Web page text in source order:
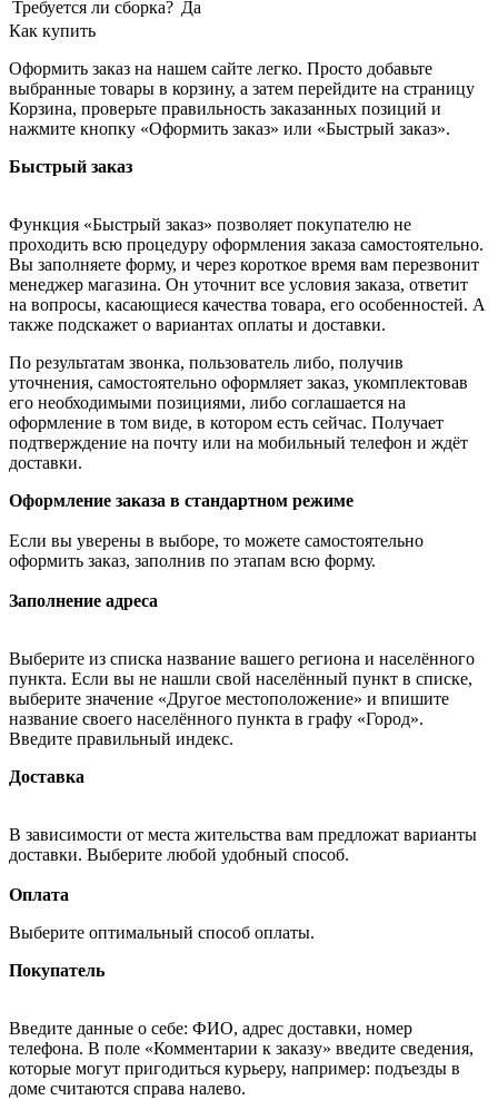
Требуется ли сборка? Да
Как купить
Оформить заказ на нашем сайте легко. Просто добавьте
выбранные товары в корзину, а затем перейдите на страницу
Корзина, проверьте правильность заказанных позиций и
нажмите кнопку «Оформить заказ» или «Быстрый заказ».
Быстрый заказ
Функция «Быстрый заказ» позволяет покупателю не
проходить всю процедуру оформления заказа самостоятельно.
Вы заполняете форму, и через короткое время вам перезвонит
менеджер магазина. Он уточнит все условия заказа, ответит
на вопросы, касающиеся качества товара, его особенностей. А
также подскажет о вариантах оплаты и доставки.
По результатам звонка, пользователь либо, получив
уточнения, самостоятельно оформляет заказ, укомплектовав
его необходимыми позициями, либо соглашается на
оформление в том виде, в котором есть сейчас. Получает
подтверждение на почту или на мобильный телефон и ждёт
доставки.
Оформление заказа в стандартном режиме
Если вы уверены в выборе, то можете самостоятельно
оформить заказ, заполнив по этапам всю форму.
Заполнение адреса
Выберите из списка название вашего региона и населённого
пункта. Если вы не нашли свой населённый пункт в списке,
выберите значение «Другое местоположение» и впишите
название своего населённого пункта в графу «Город».
Введите правильный индекс.
Доставка
В зависимости от места жительства вам предложат варианты
доставки. Выберите любой удобный способ.
Оплата
Выберите оптимальный способ оплаты.
Покупатель
Введите данные о себе: ФИО, адрес доставки, номер
телефона. В поле «Комментарии к заказу» введите сведения,
которые могут пригодиться курьеру, например: подъезды в
доме считаются справа налево.